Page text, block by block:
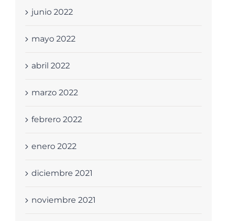
junio 2022
mayo 2022
abril 2022
marzo 2022
febrero 2022
enero 2022
diciembre 2021
noviembre 2021